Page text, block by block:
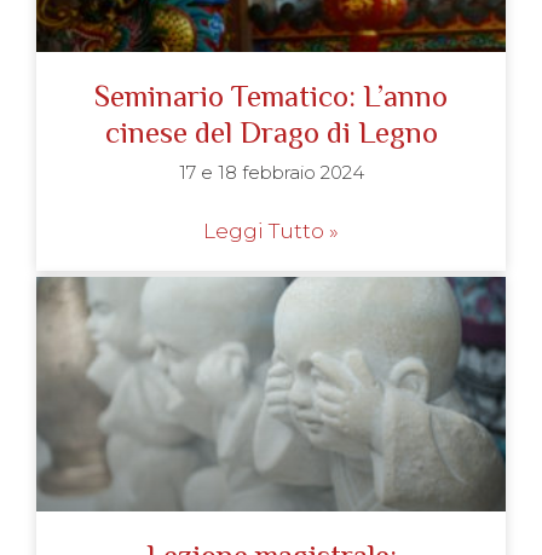
Seminario Tematico: L’anno
cinese del Drago di Legno
17 e 18 febbraio 2024
Leggi Tutto »